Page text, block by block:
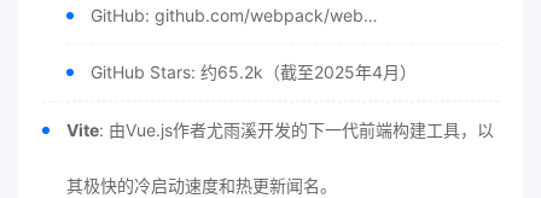
GitHub: github.com/webpack/web…
GitHub Stars: 约65.2k（截至2025年4月）
Vite: 由Vue.js作者尤雨溪开发的下一代前端构建工具，以
其极快的冷启动速度和热更新闻名。